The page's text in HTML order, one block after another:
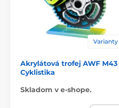
Varianty
Akrylátová trofej AWF M43
Cyklistika
Skladom v e-shope.